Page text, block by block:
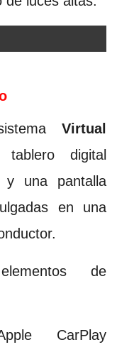
Virtual
digital
y una pantalla
en una
de
CarPlay